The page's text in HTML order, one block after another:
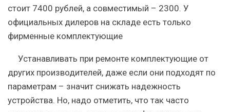
стоит 7400 рублей, а совместимый – 2300. У
официальных дилеров на складе есть только
фирменные комплектующие
Устанавливать при ремонте комплектующие от
других производителей, даже если они подходят по
параметрам – значит снижать надежность
устройства. Но, надо отметить, что так часто